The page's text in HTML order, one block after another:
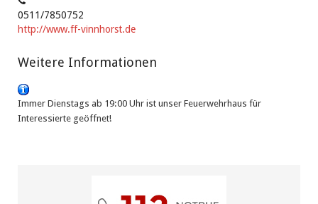
0511/7850752
http://www.ff-vinnhorst.de
Weitere Informationen
Immer Dienstags ab 19:00 Uhr ist unser Feuerwehrhaus für
Interessierte geöffnet!